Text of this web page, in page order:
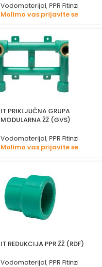
Vodomaterijal, PPR Fitinzi
Molimo vas prijavite se
IT PRIKLJUČNA GRUPA
MODULARNA ŽŽ (GVS)
Vodomaterijal, PPR Fitinzi
Molimo vas prijavite se
IT REDUKCIJA PPR ŽŽ (RDF)
Vodomaterijal, PPR Fitinzi